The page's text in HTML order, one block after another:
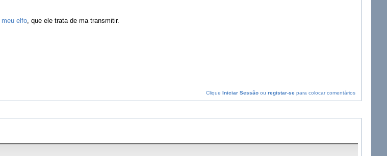
meu elfo, que ele trata de ma transmitir.
Clique Iniciar Sessãoou registar-separa colocar comentários